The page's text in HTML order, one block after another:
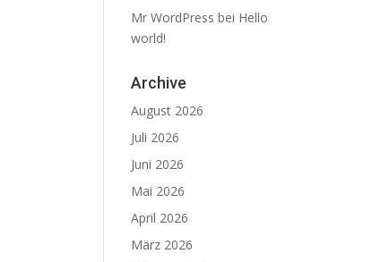
Mr WordPress bei Hello
world!
Archive
August 2026
Juli 2026
Juni 2026
Mai 2026
April 2026
März 2026